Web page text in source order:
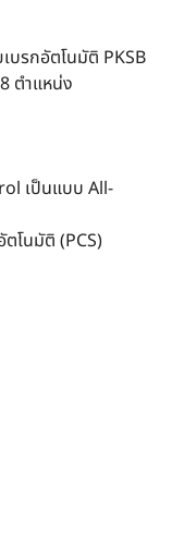
บรกอัตโนมัติ PKSB
ตำแหน่ง
เป็นแบบ All-
โนมัติ (PCS)